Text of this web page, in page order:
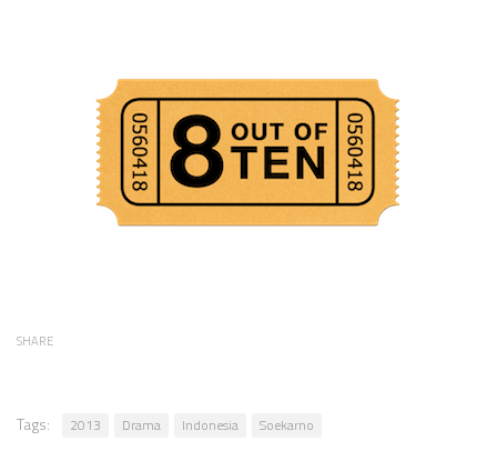
SHARE
Tags: 2013 Drama Indonesia Soekarno